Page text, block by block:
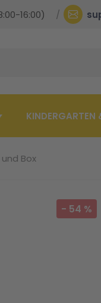
16:00)
KINDERGARTEN
Box
- 54 %